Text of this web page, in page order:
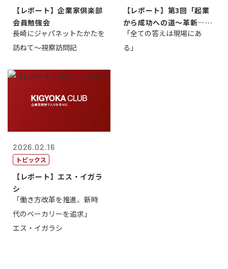
【レポート】企業家倶楽部
会員勉強会
長崎にジャパネットたかたを
訪ねて～視察訪問記
【レポート】第3回「起業
から成功への道～革新―挑
戦の先にある...
「全ての答えは現場にあ
る」
2026.02.16
トピックス
【レポート】エス・イガラ
シ
「働き方改革を推進、新時
代のベーカリーを追求」
エス・イガラシ